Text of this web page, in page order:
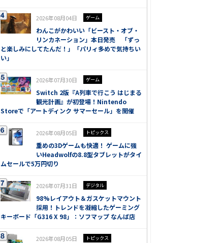
2026年08月04日 ゲーム
わんこがかわいい「ビースト・オブ・
リンカネーション」本日発売 「ずっ
と楽しみにしてたんだ！」「パリィ多めで気持ちい
い」
2026年07月30日 ゲーム
Switch 2版『A列車で行こう はじまる
観光計画』が初登場！Nintendo
Storeで「アートディンク サマーセール」を開催
2026年08月05日 トピックス
重めの3Dゲームも快適！ ゲームに強
いHeadwolfの8.8型タブレットがタイ
ムセールで5万円切り
2026年07月31日 デジタル
98%レイアウト＆ガスケットマウント
採用！トレンドを凝縮したゲーミング
キーボード「G316 X 98」：ソフマップ なんば店
2026年08月05日 トピックス